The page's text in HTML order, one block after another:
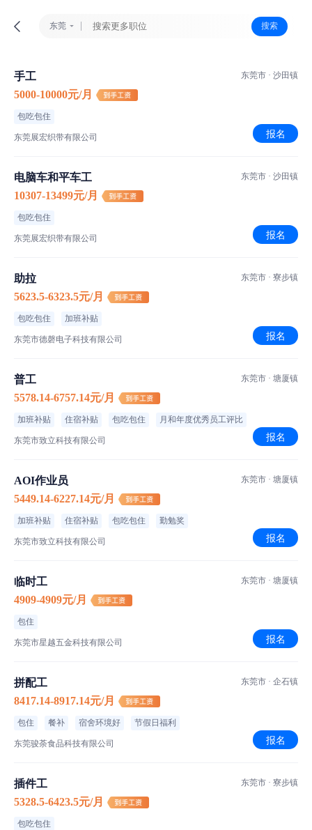
东莞 搜索
手工
5000-10000元/月
包吃包住
东莞展宏织带有限公司
东莞市 · 沙田镇
报名
电脑车和平车工
10307-13499元/月
包吃包住
东莞展宏织带有限公司
东莞市 · 沙田镇
报名
助拉
5623.5-6323.5元/月
包吃包住 加班补贴
东莞市德磬电子科技有限公司
东莞市 · 寮步镇
报名
普工
5578.14-6757.14元/月
加班补贴 住宿补贴 包吃包住 月和年度优秀员工评比
东莞市致立科技有限公司
东莞市 · 塘厦镇
报名
AOI作业员
5449.14-6227.14元/月
加班补贴 住宿补贴 包吃包住 勤勉奖
东莞市致立科技有限公司
东莞市 · 塘厦镇
报名
临时工
4909-4909元/月
包住
东莞市星越五金科技有限公司
东莞市 · 塘厦镇
报名
拼配工
8417.14-8917.14元/月
包住 餐补 宿舍环境好 节假日福利
东莞骏荼食品科技有限公司
东莞市 · 企石镇
报名
插件工
5328.5-6423.5元/月
包吃包住
东莞市 · 寮步镇